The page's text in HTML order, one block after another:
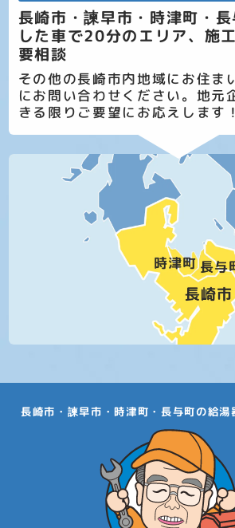
長崎市・諫早市・時津町・
した車で20分のエリア、施
要相談
その他の長崎市内地域にお住ま
にお問い合わせください。地元
きる限りご要望にお応えします！
長崎市・諫早市・時津町・長与町の給湯